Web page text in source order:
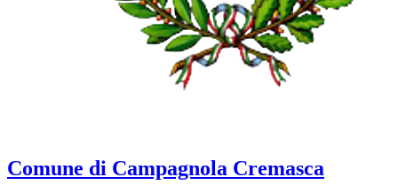
Comune di Campagnola Cremasca